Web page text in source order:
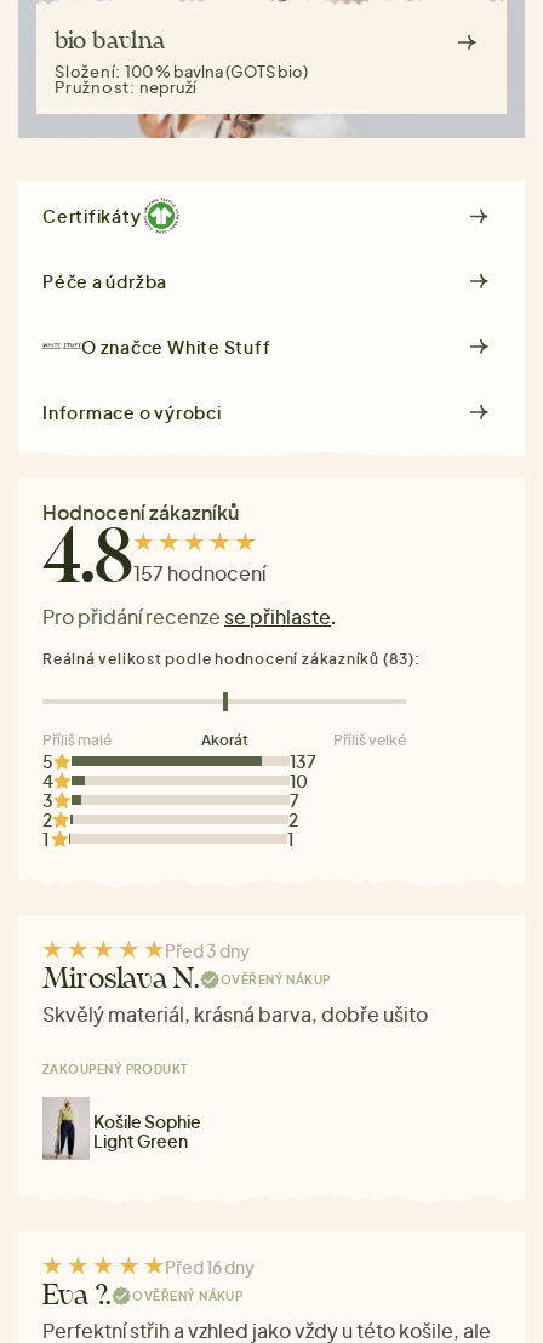
bio bavlna
Složení:100 % bavlna (GOTS bio)
Pružnost: nepruží
Certifikáty
Péče a údržba
O značceWhite Stuff
Informace o výrobci
Hodnocení zákazníků
4.8157 hodnocení
Pro přidání recenze se přihlaste.
5
137
4
10
3
7
2
2
1
1
Reálná velikost podle hodnocení zákazníků (83):
Příliš malé Akorát Příliš velké
Před 3 dny
Miroslava N. OVĚŘENÝ NÁKUP
Skvělý materiál, krásná barva, dobře ušito
ZAKOUPENÝ PRODUKT
Košile Sophie
Light Green
Před 16 dny
Eva ?. OVĚŘENÝ NÁKUP
Perfektní střih a vzhled jako vždy u této košile, ale